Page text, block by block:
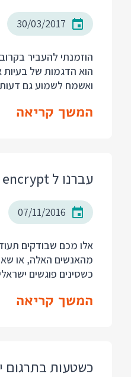
30/03/2017
הוזמנתי להעביר
הוא הדגמות של
ואשמח לשמוע גם
המשך קריאה
עברנו ל lets encrypt
07/11/2016
כשסינים פוגשים
המשך קריאה
כשטעות בתרגום